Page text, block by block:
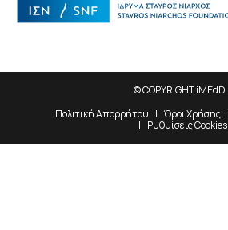
© COPYRIGHT iMEdD
Πολιτική Απορρήτου
Όροι Χρήσης
Ρυθμίσεις Cookies